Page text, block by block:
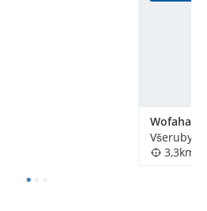
Všeruby,
3,3km